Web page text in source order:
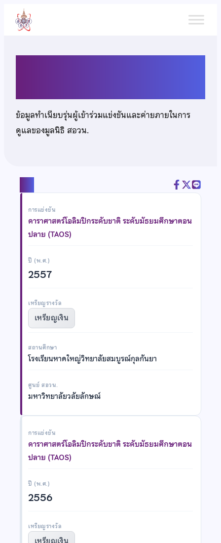
เนื้อหา
ข้อมูลทำเนียบรุ่นผู้เข้าร่วมแข่งขันและค่ายภายในการ
ดูแลของมูลนิธิ สอวน.
การแข่งขัน
ดาราศาสตร์โอลิมปิกระดับชาติ ระดับมัธยมศึกษาตอน
ปลาย (TAOS)
ปี (พ.ศ.)
2557
เหรียญรางวัล
เหรียญเงิน
สถานศึกษา
โรงเรียนหาดใหญ่วิทยาลัยสมบูรณ์กุลกันยา
ศูนย์ สอวน.
มหาวิทยาลัยวลัยลักษณ์
การแข่งขัน
ดาราศาสตร์โอลิมปิกระดับชาติ ระดับมัธยมศึกษาตอน
ปลาย (TAOS)
ปี (พ.ศ.)
2556
เหรียญรางวัล